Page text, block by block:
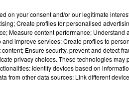
on your consent and/or our legitimate
Create profiles for personalised
Measure content performance; Understand
improve services; Create profiles to
Ensure security, prevent and detect
privacy choices. These technologies may
Identify devices based on
from other data sources; Link different